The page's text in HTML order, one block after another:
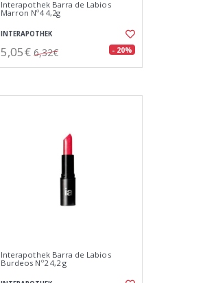
Interapothek Barra de Labios
Marron Nº4 4,2g
INTERAPOTHEK
5,05€ 6,32€ - 20%
Interapothek Barra de Labios
Burdeos Nº2 4,2 g